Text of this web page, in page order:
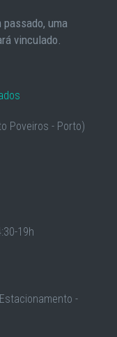
passado, uma
vinculado.
Poveiros - Porto)
19h
-